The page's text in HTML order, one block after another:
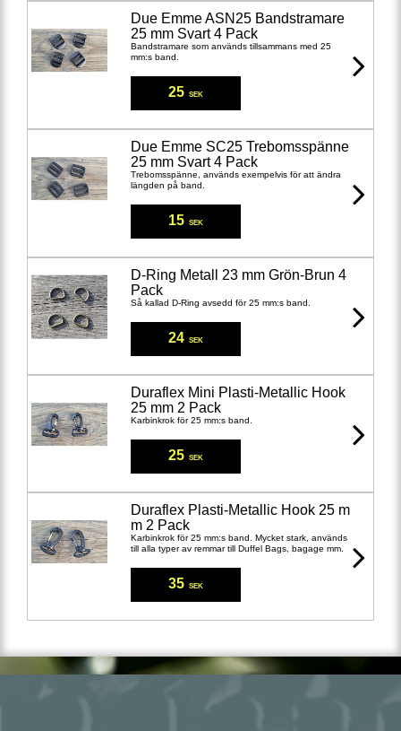
Due Emme ASN25 Bandstramare
25 mm Svart 4 Pack
Bandstramare som används tillsammans med 25
mm:s band.
25 SEK
Due Emme SC25 Trebomsspänne
25 mm Svart 4 Pack
Trebomsspänne, används exempelvis för att ändra
längden på band.
15 SEK
D-Ring Metall 23 mm Grön-Brun 4
Pack
Så kallad D-Ring avsedd för 25 mm:s band.
24 SEK
Duraflex Mini Plasti-Metallic Hook
25 mm 2 Pack
Karbinkrok för 25 mm:s band.
25 SEK
Duraflex Plasti-Metallic Hook 25 m
m 2 Pack
Karbinkrok för 25 mm:s band. Mycket stark, används
till alla typer av remmar till Duffel Bags, bagage mm.
35 SEK